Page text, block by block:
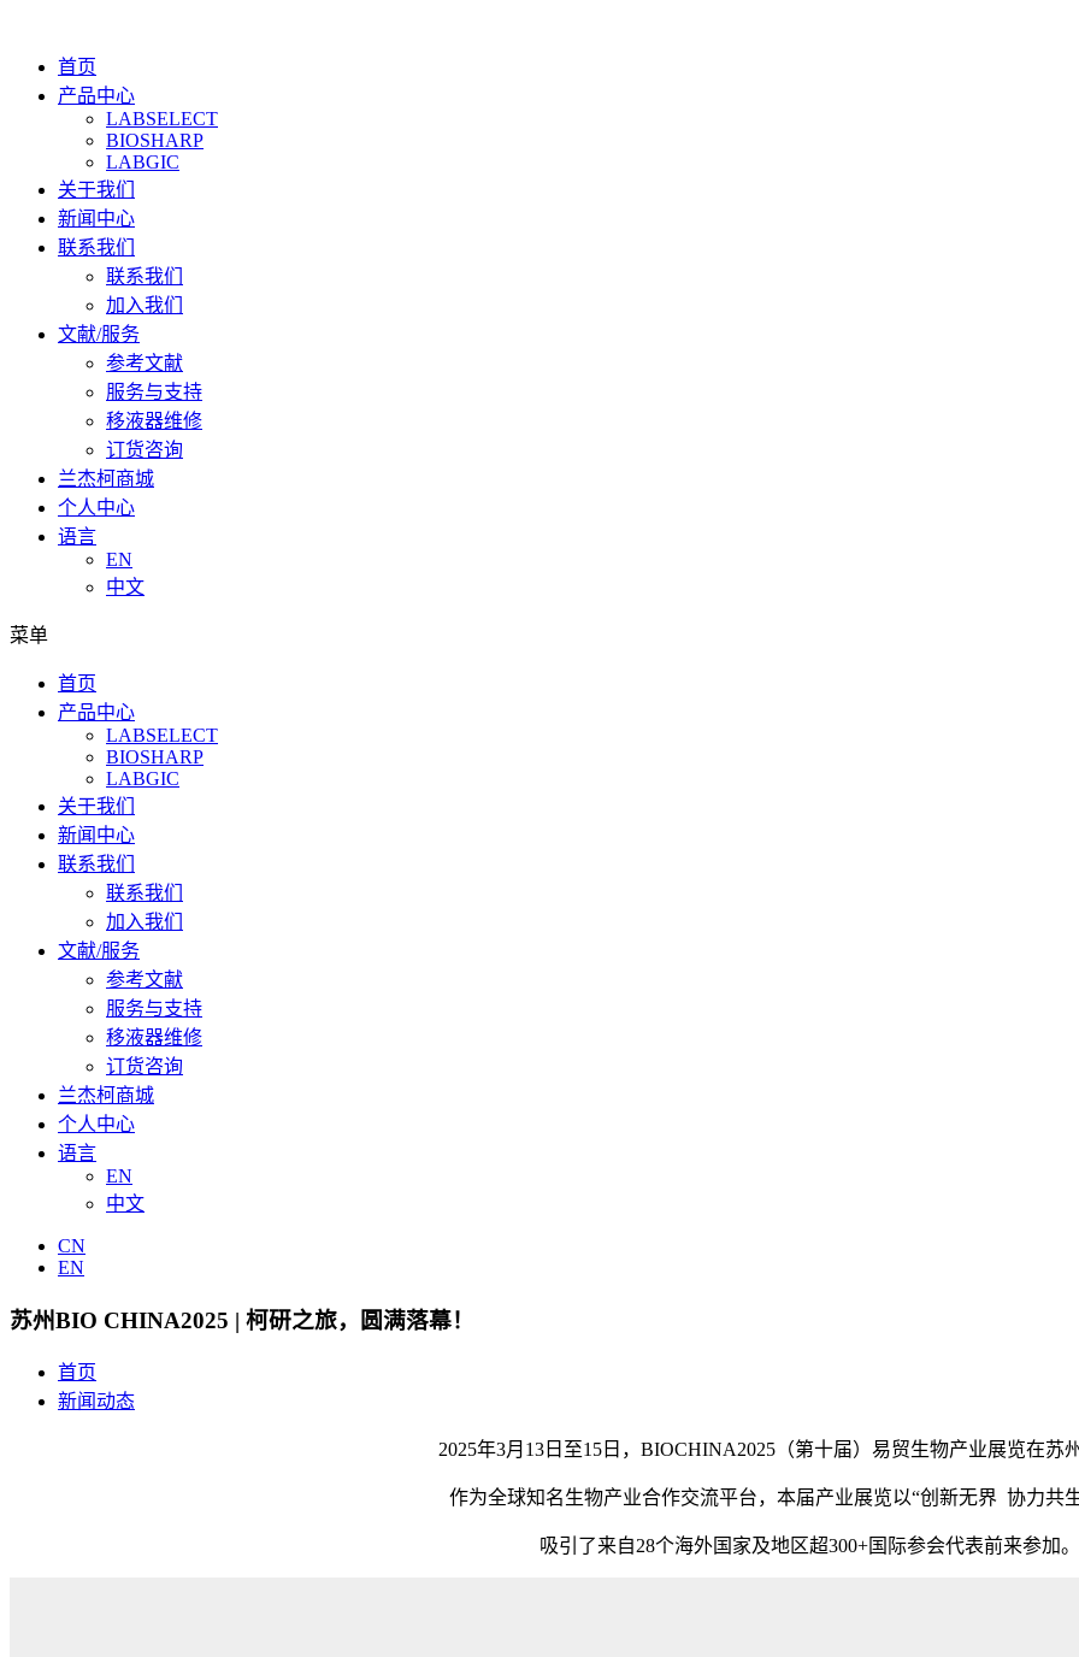
首页
产品中心
LABSELECT
BIOSHARP
LABGIC
关于我们
新闻中心
联系我们
联系我们
加入我们
文献/服务
参考文献
服务与支持
移液器维修
订货咨询
兰杰柯商城
个人中心
语言
EN
中文
菜单
首页
产品中心
LABSELECT
BIOSHARP
LABGIC
关于我们
新闻中心
联系我们
联系我们
加入我们
文献/服务
参考文献
服务与支持
移液器维修
订货咨询
兰杰柯商城
个人中心
语言
EN
中文
CN
EN
苏州BIO CHINA2025 | 柯研之旅，圆满落幕！
首页
新闻动态
2025年3月13日至15日，BIOCHINA2025（第十届）易贸生物产业展览在苏
作为全球知名生物产业合作交流平台，本届产业展览以“创新无界 协力共生
吸引了来自28个海外国家及地区超300+国际参会代表前来参加。